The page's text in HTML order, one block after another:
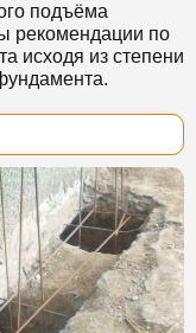
подъёма
рекомендации по
исходя из степени